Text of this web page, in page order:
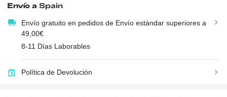
Envío aSpain
Envío gratuito en pedidos de Envío estándar superiores a
49,00€
8-11 Días Laborables
Política de Devolución